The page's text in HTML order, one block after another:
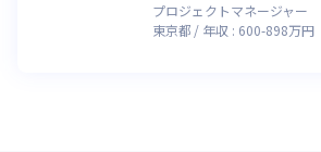
プロジェクトマネージャー
東京都
年収 : 600-898万円